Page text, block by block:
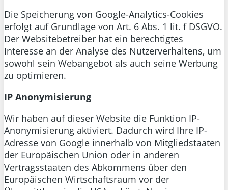
Die Speicherung von Google-Analytics-Cookies
erfolgt auf Grundlage von Art. 6 Abs. 1 lit. f DSGVO.
Der Websitebetreiber hat ein berechtigtes
Interesse an der Analyse des Nutzerverhaltens, um
sowohl sein Webangebot als auch seine Werbung
zu optimieren.
IP Anonymisierung
Wir haben auf dieser Website die Funktion IP-
Anonymisierung aktiviert. Dadurch wird Ihre IP-
Adresse von Google innerhalb von Mitgliedstaaten
der Europäischen Union oder in anderen
Vertragsstaaten des Abkommens über den
Europäischen Wirtschaftsraum vor der